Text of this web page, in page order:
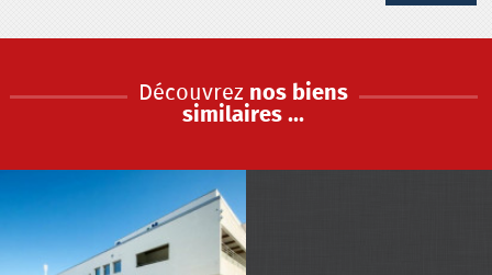
Découvrez nos biens
similaires ...